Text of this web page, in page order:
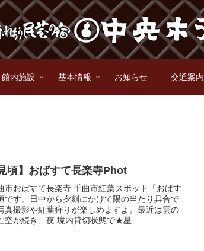
館内施設 基本情報 お知らせ 交通案内
頃】おばすて長楽寺Phot
市おばすて長楽寺 千曲市紅葉スポット「おばす
です。日中から夕刻にかけて陽の当たり具合で
真撮影や紅葉狩りが楽しめますよ。最近は雲の
空が続き、夜 境内貸切状態で★星...